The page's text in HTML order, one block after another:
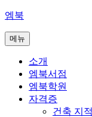
콘
츠
엠북
메뉴
소개
엠북서점
엠북학원
자격증
건축 지적